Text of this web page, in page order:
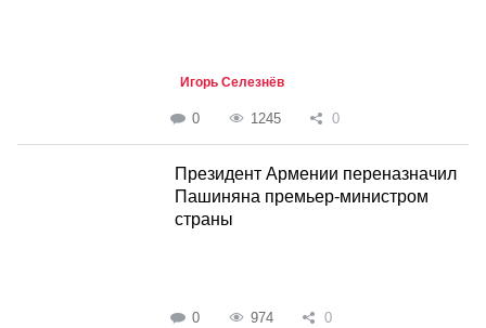
Игорь Селезнёв
0 1245 0
Президент Армении переназначил
Пашиняна премьер-министром
страны
0 974 0